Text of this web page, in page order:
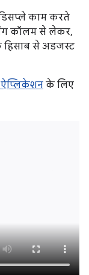
काम करते
कॉलम से लेकर,
हिसाब से अडजस्ट
के लिए